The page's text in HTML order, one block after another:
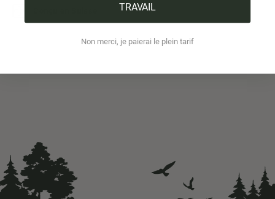
TRAVAIL
Non merci, je paierai le plein tarif